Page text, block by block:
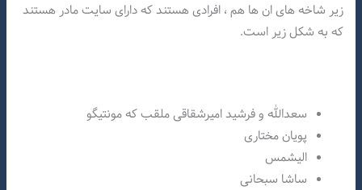
زیر شاخه های ان ها هم ، افرادی هستند که دارای سایت مادر هستند
که به شکل زیر است.
سعدالله و فرشید امیرشقاقی ملقب که مونتیگو
پویان مختاری
الیشمس
ساشا سبحانی